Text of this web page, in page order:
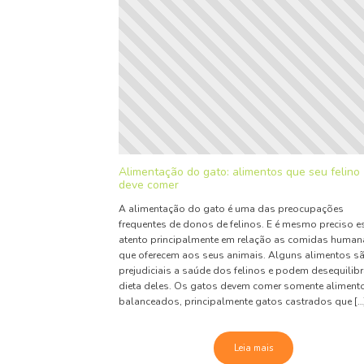
Alimentação do gato: alimentos que seu felino
deve comer
A alimentação do gato é uma das preocupações
frequentes de donos de felinos. E é mesmo preciso
atento principalmente em relação as comidas
que oferecem aos seus animais. Alguns alimentos
prejudiciais a saúde dos felinos e podem
dieta deles. Os gatos devem comer somente
balanceados, principalmente gatos castrados que
Leia mais